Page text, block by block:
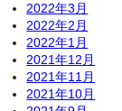
2022年3月
2022年2月
2022年1月
2021年12月
2021年11月
2021年10月